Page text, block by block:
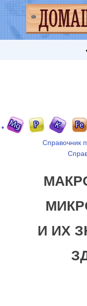
Справочник
И ИХ